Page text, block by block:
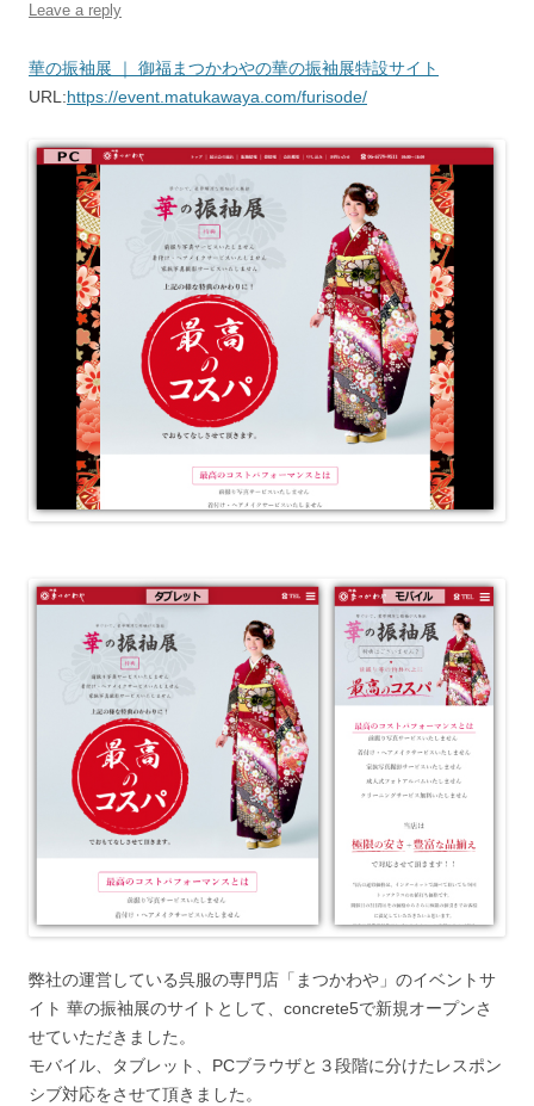
Leave a reply
華の振袖展 ｜ 御福まつかわやの華の振袖展特設サイト
URL:https://event.matukawaya.com/furisode/
弊社の運営している呉服の専門店「まつかわや」のイベントサ
イト 華の振袖展のサイトとして、concrete5で新規オープンさ
せていただきました。
モバイル、タブレット、PCブラウザと３段階に分けたレスポン
シブ対応をさせて頂きました。